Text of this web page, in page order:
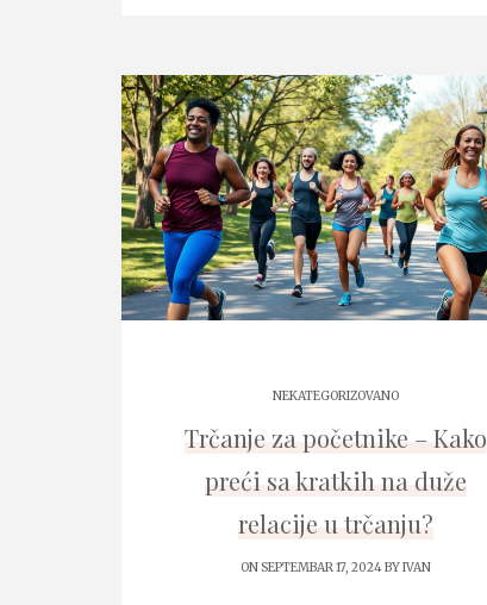
NEKATEGORIZOVANO
Trčanje za početnike – Kako
preći sa kratkih na duže
relacije u trčanju?
ON SEPTEMBAR 17, 2024 BYIVAN